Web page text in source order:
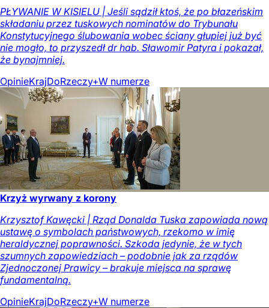
PŁYWANIE W KISIELU | Jeśli sądził ktoś, że po błazeńskim
składaniu przez tuskowych nominatów do Trybunału
Konstytucyjnego ślubowania wobec ściany głupiej już być
nie mogło, to przyszedł dr hab. Sławomir Patyra i pokazał,
że bynajmniej.
OpinieKrajDoRzeczy+W numerze
Krzyż wyrwany z korony
Krzysztof Kawęcki | Rząd Donalda Tuska zapowiada nową
ustawę o symbolach państwowych, rzekomo w imię
heraldycznej poprawności. Szkoda jedynie, że w tych
szumnych zapowiedziach – podobnie jak za rządów
Zjednoczonej Prawicy – brakuje miejsca na sprawę
fundamentalną.
OpinieKrajDoRzeczy+W numerze